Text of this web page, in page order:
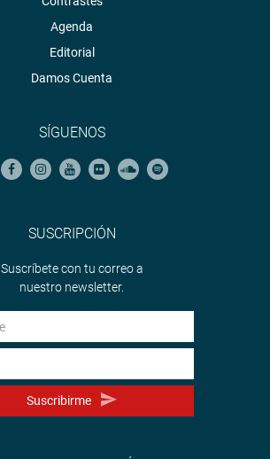
Agenda
Editorial
Damos Cuenta
SÍGUENOS
SUSCRIPCIÓN
Suscríbete con tu correo a
nuestro newsletter.
Suscribirme